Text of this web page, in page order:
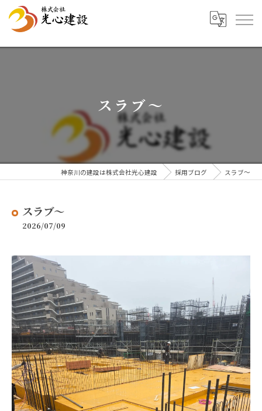
スラブ～
神奈川の建設は株式会社光心建設 採用ブログ スラブ～
スラブ～
2026/07/09